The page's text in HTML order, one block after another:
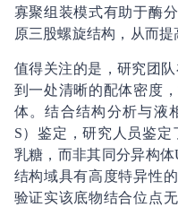
寡聚组装模式有助于酶
原三股螺旋结构，从而提
值得关注的是，研究团
到一处清晰的配体密度
体。结合结构分析与液
S）鉴定，研究人员鉴
乳糖，而非其同分异构
结构域具有高度特异性
验证实该底物结合位点